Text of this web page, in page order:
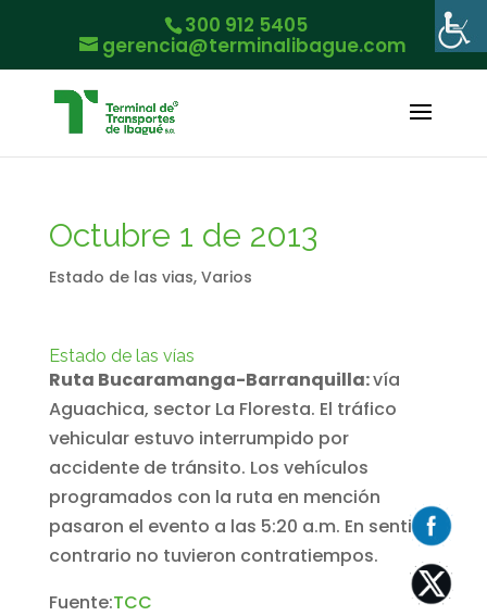
300 912 5405
gerencia@terminalibague.com
Octubre 1 de 2013
Estado de las vias, Varios
Estado de las vías
Ruta Bucaramanga-Barranquilla:vía
Aguachica, sector La Floresta. El tráfico
vehicular estuvo interrumpido por
accidente de tránsito. Los vehículos
programados con la ruta en mención
pasaron el evento a las 5:20 a.m. En sentido
contrario no tuvieron contratiempos.
Fuente:TCC